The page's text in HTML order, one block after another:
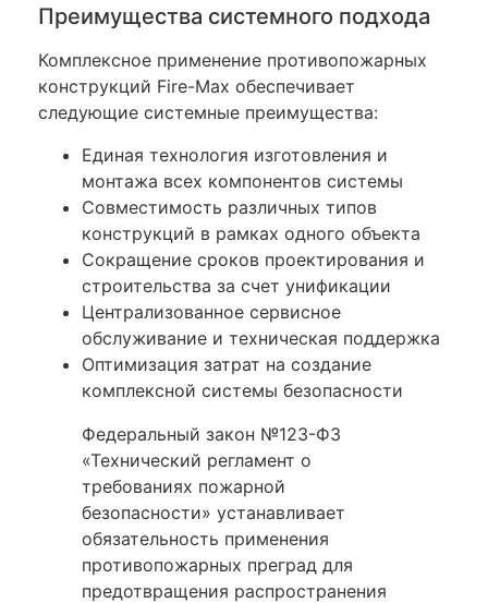
Преимущества системного подхода
Комплексное применение противопожарных
конструкций Fire-Max обеспечивает
следующие системные преимущества:
Единая технология изготовления и
монтажа всех компонентов системы
Совместимость различных типов
конструкций в рамках одного объекта
Сокращение сроков проектирования и
строительства за счет унификации
Централизованное сервисное
обслуживание и техническая поддержка
Оптимизация затрат на создание
комплексной системы безопасности
Федеральный закон №123-ФЗ
«Технический регламент о
требованиях пожарной
безопасности» устанавливает
обязательность применения
противопожарных преград для
предотвращения распространения